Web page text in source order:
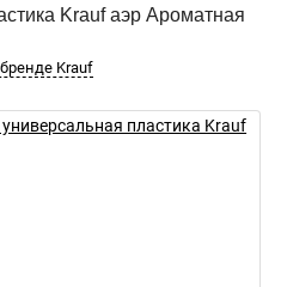
Krauf аэр Ароматная
Krauf